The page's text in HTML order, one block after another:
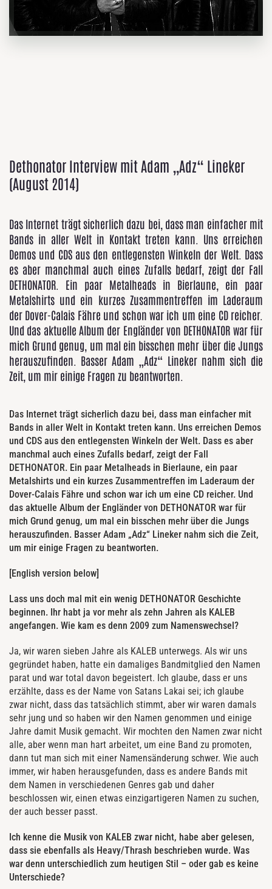
Dethonator Interview mit Adam „Adz“ Lineker
(August 2014)
Das Internet trägt sicherlich dazu bei, dass man einfacher mit
Bands in aller Welt in Kontakt treten kann. Uns erreichen
Demos und CDS aus den entlegensten Winkeln der Welt. Dass
es aber manchmal auch eines Zufalls bedarf, zeigt der Fall
DETHONATOR. Ein paar Metalheads in Bierlaune, ein paar
Metalshirts und ein kurzes Zusammentreffen im Laderaum
der Dover-Calais Fähre und schon war ich um eine CD reicher.
Und das aktuelle Album der Engländer von DETHONATOR war für
mich Grund genug, um mal ein bisschen mehr über die Jungs
herauszufinden. Basser Adam „Adz“ Lineker nahm sich die
Zeit, um mir einige Fragen zu beantworten.
Das Internet trägt sicherlich dazu bei, dass man einfacher mit
Bands in aller Welt in Kontakt treten kann. Uns erreichen Demos
und CDS aus den entlegensten Winkeln der Welt. Dass es aber
manchmal auch eines Zufalls bedarf, zeigt der Fall
DETHONATOR. Ein paar Metalheads in Bierlaune, ein paar
Metalshirts und ein kurzes Zusammentreffen im Laderaum der
Dover-Calais Fähre und schon war ich um eine CD reicher. Und
das aktuelle Album der Engländer von DETHONATOR war für
mich Grund genug, um mal ein bisschen mehr über die Jungs
herauszufinden. Basser Adam „Adz“ Lineker nahm sich die Zeit,
um mir einige Fragen zu beantworten.
[English version below]
Lass uns doch mal mit ein wenig DETHONATOR Geschichte
beginnen. Ihr habt ja vor mehr als zehn Jahren als KALEB
angefangen. Wie kam es denn 2009 zum Namenswechsel?
Ja, wir waren sieben Jahre als KALEB unterwegs. Als wir uns
gegründet haben, hatte ein damaliges Bandmitglied den Namen
parat und war total davon begeistert. Ich glaube, dass er uns
erzählte, dass es der Name von Satans Lakai sei; ich glaube
zwar nicht, dass das tatsächlich stimmt, aber wir waren damals
sehr jung und so haben wir den Namen genommen und einige
Jahre damit Musik gemacht. Wir mochten den Namen zwar nicht
alle, aber wenn man hart arbeitet, um eine Band zu promoten,
dann tut man sich mit einer Namensänderung schwer. Wie auch
immer, wir haben herausgefunden, dass es andere Bands mit
dem Namen in verschiedenen Genres gab und daher
beschlossen wir, einen etwas einzigartigeren Namen zu suchen,
der auch besser passt.
Ich kenne die Musik von KALEB zwar nicht, habe aber gelesen,
dass sie ebenfalls als Heavy/Thrash beschrieben wurde. Was
war denn unterschiedlich zum heutigen Stil – oder gab es keine
Unterschiede?